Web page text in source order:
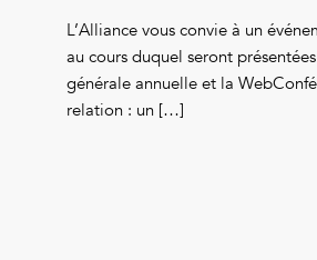
L’Alliance vous convie à un
au cours duquel seront
générale annuelle et la
relation : un […]